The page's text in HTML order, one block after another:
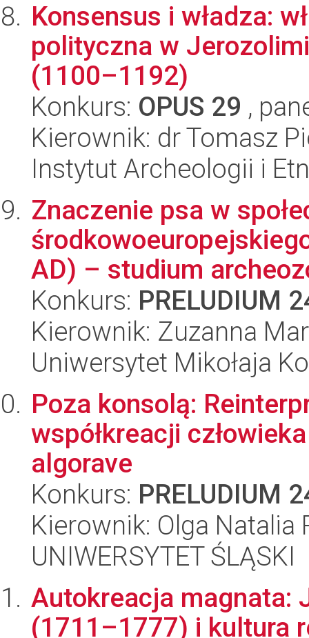
Konsensus i władza:
polityczna w
(1100–1192)
Konkurs: OPUS 29 ,
Kierownik: dr Tomasz
Instytut Archeologii i
Znaczenie psa w
AD) – studium
Konkurs: PRELUDIUM
Kierownik: Zuzanna
Uniwersytet Mikołaja
Poza konsolą:
współkreacji
algorave
Konkurs: PRELUDIUM
Kierownik: Olga Natalia
UNIWERSYTET ŚLĄSKI
Autokreacja magnata:
(1711–1777) i kultura